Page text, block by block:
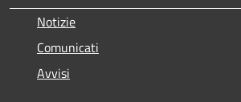
Notizie
Comunicati
Avvisi